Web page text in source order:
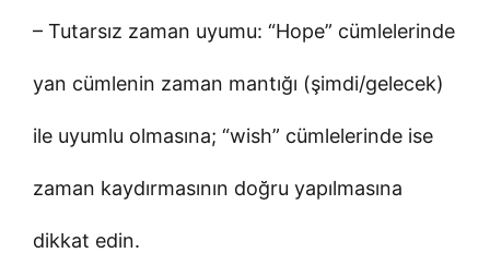
– Tutarsız zaman uyumu: “Hope” cümlelerinde
yan cümlenin zaman mantığı (şimdi/gelecek)
ile uyumlu olmasına; “wish” cümlelerinde ise
zaman kaydırmasının doğru yapılmasına
dikkat edin.